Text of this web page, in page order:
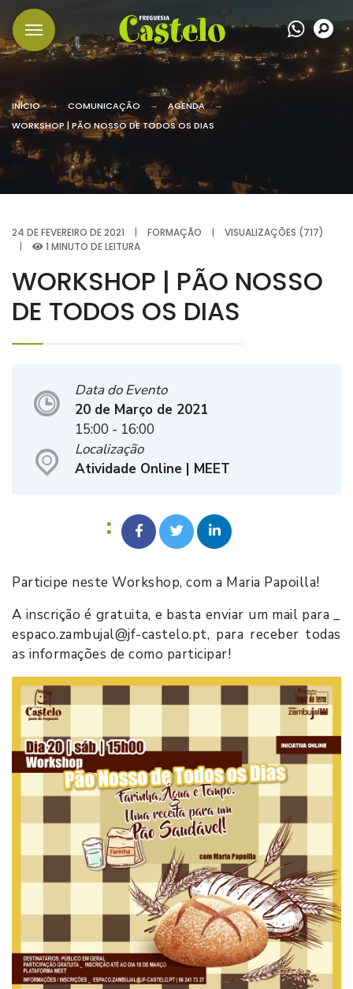
INÍCIO COMUNICAÇÃO
AGENDA
WORKSHOP | PÃO NOSSO DE TODOS OS DIAS
24 DE FEVEREIRO DE 2021 | FORMAÇÃO |
VISUALIZAÇÕES (717)
|
1 MINUTO DE LEITURA
WORKSHOP | PÃO NOSSO
DE TODOS OS DIAS
Data do Evento
20 de Março de 2021
15:00 - 16:00
Localização
Atividade Online | MEET
Participe neste Workshop, com a Maria Papoilla!
A inscrição é gratuita, e basta enviar um mail para _
espaco.zambujal@jf-castelo.pt, para receber todas
as informações de como participar!